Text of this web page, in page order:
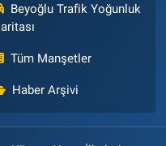
Beyoğlu Trafik Yoğunluk
Tüm Manşetler
Haber Arşivi